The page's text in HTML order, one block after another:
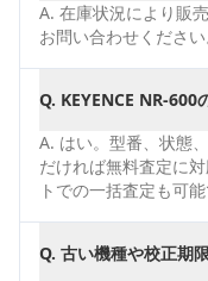
A. 在庫状況により販
お問い合わせください
Q. KEYENCE NR-600
A. はい。型番、状態
だければ無料査定に
トでの一括査定も可能
Q. 古い機種や校正期